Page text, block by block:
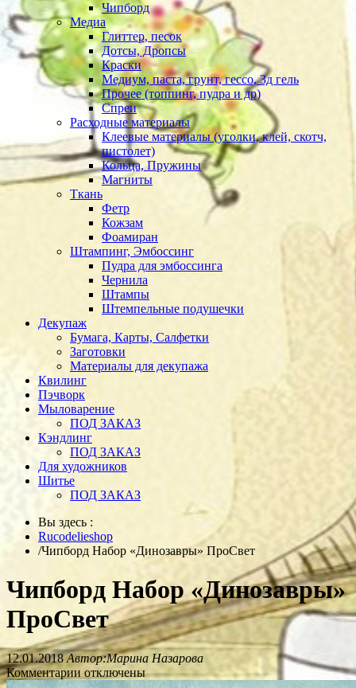
Чипборд
Медиа
Глиттер, песок
Дотсы, Дропсы
Краски
Медиум, паста, грунт, гессо, 3д гель
Прочее (топпинг, пудра и др)
Спреи
Расходные материалы
Клеевые материалы (уголки, клей, скотч,
пистолет)
Кольца, Пружины
Магниты
Ткань
Фетр
Кожзам
Фоамиран
Штампинг, Эмбоссинг
Пудра для эмбоссинга
Чернила
Штампы
Штемпельные подушечки
Декупаж
Бумага, Карты, Салфетки
Заготовки
Материалы для декупажа
Квилинг
Пэчворк
Мыловарение
ПОД ЗАКАЗ
Кэндлинг
ПОД ЗАКАЗ
Для художников
Шитье
ПОД ЗАКАЗ
Вы здесь :
Rucodelieshop
/Чипборд Набор «Динозавры» ПроСвет
Чипборд Набор «Динозавры»
ПроСвет
12.01.2018 Автор:Марина Назарова
Комментарии отключены